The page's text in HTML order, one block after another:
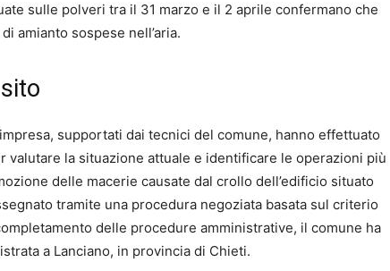
sulle polveri tra il 31 marzo e il 2 aprile confermano che
amianto sospese nell’aria.
supportati dai tecnici del comune, hanno effettuato
valutare la situazione attuale e identificare le operazioni più
delle macerie causate dal crollo dell’edificio situato
tramite una procedura negoziata basata sul criterio
delle procedure amministrative, il comune ha
a Lanciano, in provincia di Chieti.